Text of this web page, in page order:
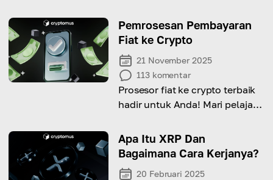
Pemrosesan Pembayaran
Fiat ke Crypto
21 November 2025
113 komentar
Prosesor fiat ke crypto terbaik
hadir untuk Anda! Mari pelajari
Apa Itu XRP Dan
Bagaimana Cara Kerjanya?
20 Februari 2025